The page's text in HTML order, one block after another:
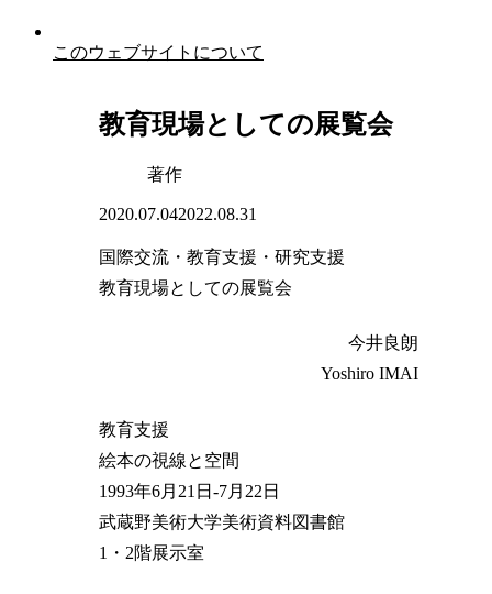
このウェブサイトについて
教育現場としての展覧会
著作
2020.07.042022.08.31
国際交流・教育支援・研究支援
教育現場としての展覧会
今井良朗
Yoshiro IMAI
教育支援
絵本の視線と空間
1993年6月21日-7月22日
武蔵野美術大学美術資料図書館
1・2階展示室